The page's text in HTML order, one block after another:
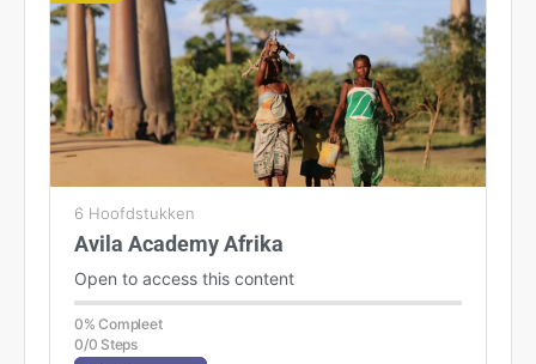
6 Hoofdstukken
Avila Academy Afrika
Open to access this content
0% Compleet
0/0 Steps